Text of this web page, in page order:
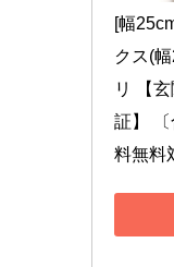
[幅
クス(
リ 【
証】
料無料